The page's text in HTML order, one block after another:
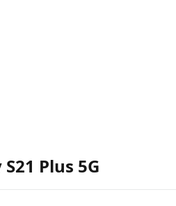
Plus 5G